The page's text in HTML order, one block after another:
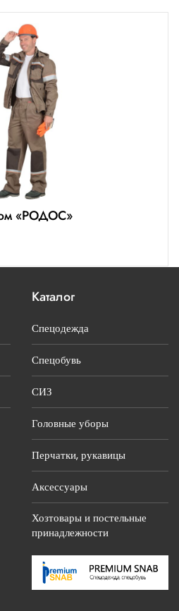
«РОДОС»
Каталог
Спецодежда
Спецобувь
СИЗ
Головные уборы
Перчатки, рукавицы
Аксессуары
Хозтовары и постельные
принадлежности